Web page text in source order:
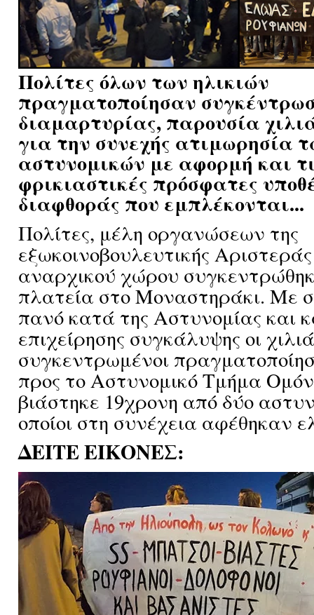
Πολίτες όλων των ηλικιών
πραγματοποίησαν
διαμαρτυρίας, παρουσία
για την συνεχής ατιμωρησία
αστυνομικών με αφορμή και
φρικιαστικές πρόσφατες
διαφθοράς που εμπλέκονται...
Πολίτες, μέλη οργανώσεων της
εξωκοινοβουλευτικής
αναρχικού χώρου
πλατεία στο Μοναστηράκι. Με
πανό κατά της Αστυνομίας και
επιχείρησης συγκάλυψης οι
συγκεντρωμένοι
προς το Αστυνομικό Τμήμα
βιάστηκε 19χρονη από δύο
οποίοι στη συνέχεια αφέθηκαν
ΔΕΙΤΕ ΕΙΚΟΝΕΣ: